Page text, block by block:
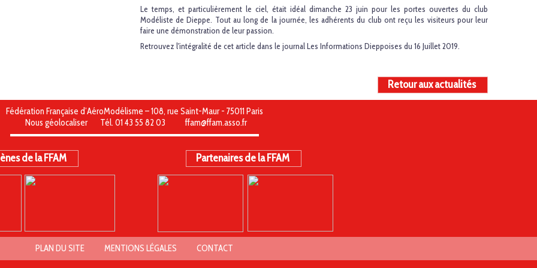
Le temps, et particulièrement le ciel, était idéal dimanche 23 juin pour les portes ouvertes du club
Modéliste de Dieppe. Tout au long de la journée, les adhérents du club ont reçu les visiteurs pour leur
faire une démonstration de leur passion.
Retrouvez l'intégralité de cet article dans le journal Les Informations Dieppoises du 16 Juillet 2019.
Retour aux actualités
Fédération Française d’AéroModélisme – 108, rue Saint-Maur - 75011 Paris
Nous géolocaliser
Tél. 01 43 55 82 03 ffam@ffam.asso.fr
de la FFAM Partenaires de la FFAM
PLAN DU SITE MENTIONS LÉGALES CONTACT